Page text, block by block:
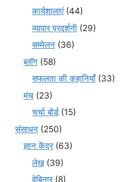
कार्यशालाएं(44)
व्यापार प्रदर्शनी (29)
सम्मेलन (36)
ब्लॉग (58)
सफलता की कहानियाँ(33)
मंच (23)
चर्चा बोर्ड(15)
संसाधन (250)
ज्ञान केंद्र(63)
लेख(39)
वेबिनार(8)